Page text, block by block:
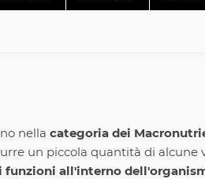
nella categoria dei
un piccola quantità di
all'interno